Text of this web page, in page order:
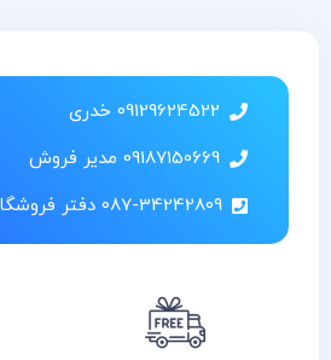
09129624522 خدری
09187150669 مدیر فروش
087-34242809 دفتر فروشگاه